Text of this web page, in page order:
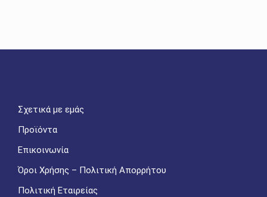
Σχετικά με εμάς
Προϊόντα
Επικοινωνία
Όροι Χρήσης – Πολιτική Απορρήτου
Πολιτική Εταιρείας